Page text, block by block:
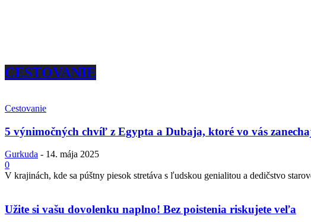
CESTOVANIE
Cestovanie
5 výnimočných chvíľ z Egypta a Dubaja, ktoré vo vás
Gurkuda - 14. mája 2025
0
V krajinách, kde sa púštny piesok stretáva s ľudskou genialitou a dedičstvo
Užite si vašu dovolenku naplno! Bez poistenia riskujete veľa